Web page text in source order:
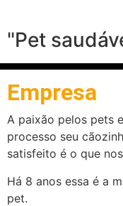
"Pet
Empresa
A paixão pelos pets
processo seu
satisfeito é o que
Há 8 anos essa é a
pet.